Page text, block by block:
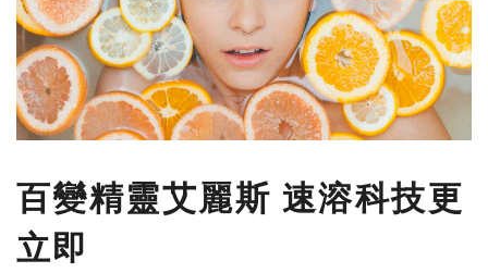
百變精靈艾麗斯 速溶科技更
立即